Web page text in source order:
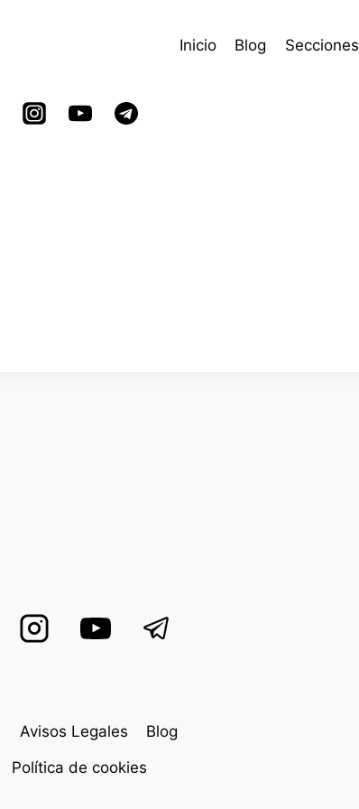
Inicio Blog Secciones
Avisos Legales Blog
Política de cookies